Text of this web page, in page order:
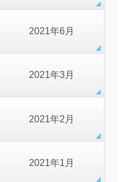
2021年6月
2021年3月
2021年2月
2021年1月